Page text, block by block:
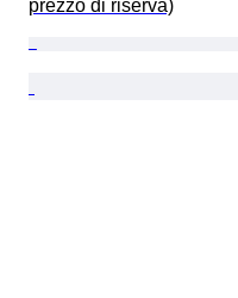
prezzo di riserva)